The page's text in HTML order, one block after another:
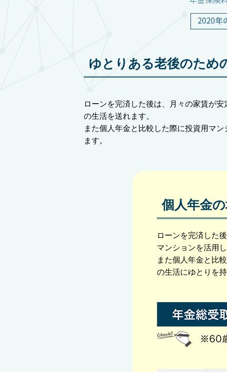
ゆとりある老後のため
ローンを完済した後は、月々の家賃が
の生活を送れます。
また個人年金と比較した際に投資用マ
ます。
個人年金
ローンを完済した
マンションを活用
また個人年金と比
の生活にゆとりを